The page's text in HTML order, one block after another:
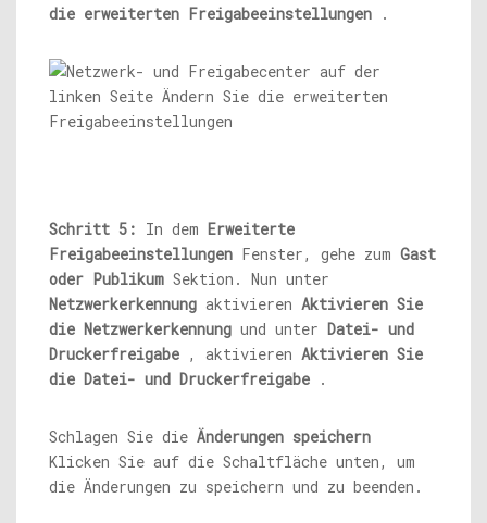
die erweiterten Freigabeeinstellungen .
Schritt 5: In dem Erweiterte
Freigabeeinstellungen Fenster, gehe zum Gast
oder Publikum Sektion. Nun unter
Netzwerkerkennung aktivieren Aktivieren Sie
die Netzwerkerkennung und unter Datei- und
Druckerfreigabe , aktivieren Aktivieren Sie
die Datei- und Druckerfreigabe .
Schlagen Sie die Änderungen speichern
Klicken Sie auf die Schaltfläche unten, um
die Änderungen zu speichern und zu beenden.